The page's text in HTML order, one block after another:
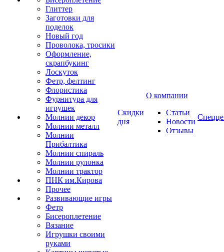
Глиттер
Заготовки для
поделок
Новый год
Проволока, тросики
Оформление,
скрапбукинг
Лоскуток
Фетр, фелтинг
Флористика
Фурнитура для
игрушек
Молнии декор
Молнии металл
Молнии
Прибалтика
Молнии спираль
Молнии рулонка
Молнии трактор
ПНК им.Кирова
Прочее
Развивающие игры
Фетр
Бисероплетение
Вязание
Игрушки своими
руками
Скидки
дня
О компании
Статьи
Новости
Отзывы